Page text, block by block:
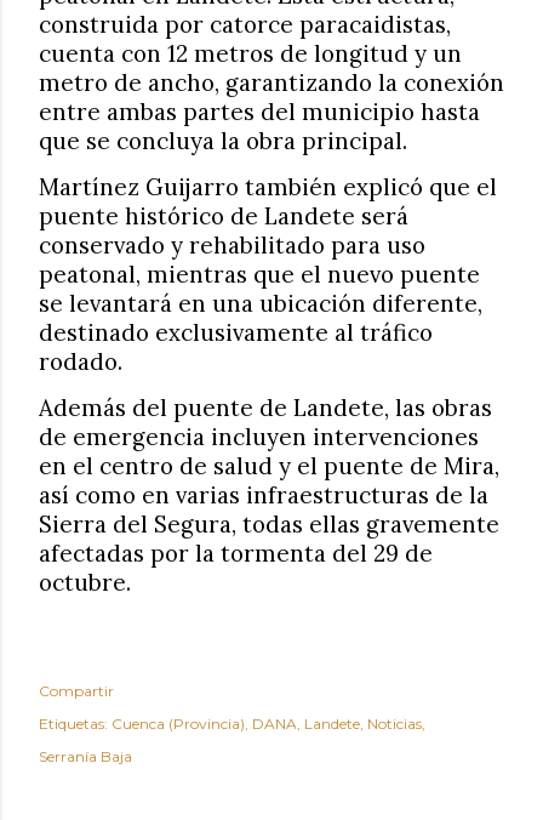
construida por catorce paracaidistas,
cuenta con 12 metros de longitud y un
metro de ancho, garantizando la conexión
entre ambas partes del municipio hasta
que se concluya la obra principal.
Martínez Guijarro también explicó que el
puente histórico de Landete será
conservado y rehabilitado para uso
peatonal, mientras que el nuevo puente
se levantará en una ubicación diferente,
destinado exclusivamente al tráfico
rodado.
Además del puente de Landete, las obras
de emergencia incluyen intervenciones
en el centro de salud y el puente de Mira,
así como en varias infraestructuras de la
Sierra del Segura, todas ellas gravemente
afectadas por la tormenta del 29 de
octubre.
Compartir
Etiquetas: Cuenca (Provincia) DANA Landete Noticias
Serranía Baja